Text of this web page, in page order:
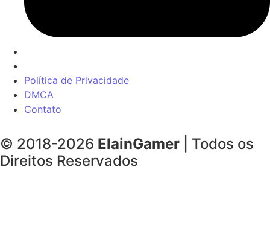
Política de Privacidade
DMCA
Contato
© 2018-2026 ElainGamer | Todos os
Direitos Reservados